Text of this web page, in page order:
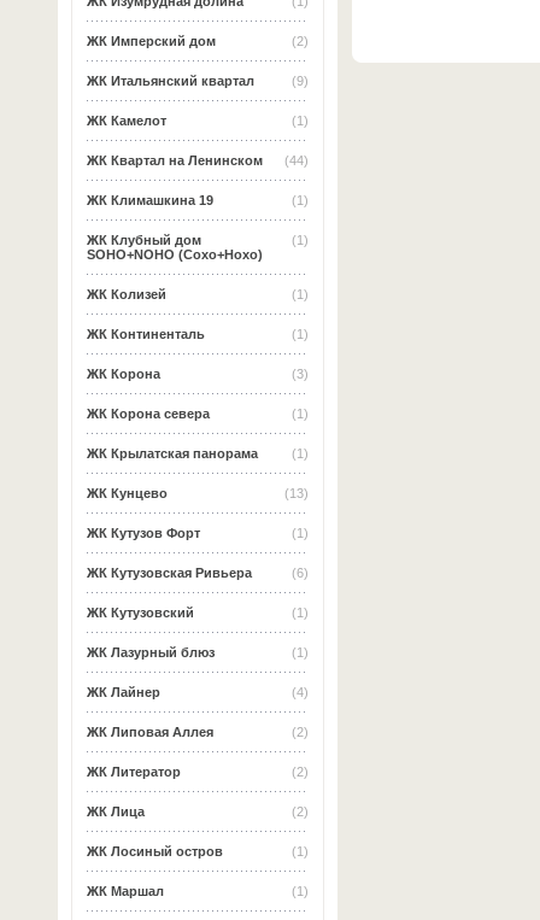
(2)
ЖК Имперский дом
(9)
ЖК Итальянский квартал
(1)
ЖК Камелот
(44)
ЖК Квартал на Ленинском
(1)
ЖК Климашкина 19
(1)
ЖК Клубный дом
SOHO+NOHO (Сохо+Нохо)
(1)
ЖК Колизей
(1)
ЖК Континенталь
(3)
ЖК Корона
(1)
ЖК Корона севера
(1)
ЖК Крылатская панорама
(13)
ЖК Кунцево
(1)
ЖК Кутузов Форт
(6)
ЖК Кутузовская Ривьера
(1)
ЖК Кутузовский
(1)
ЖК Лазурный блюз
(4)
ЖК Лайнер
(2)
ЖК Липовая Аллея
(2)
ЖК Литератор
(2)
ЖК Лица
(1)
ЖК Лосиный остров
(1)
ЖК Маршал